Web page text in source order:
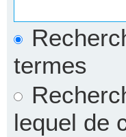
termes
lequel de